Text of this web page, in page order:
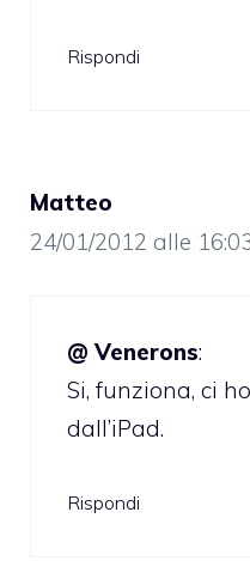
Rispondi
Matteo
24/01/2012 alle
@ Venerons:
Si, funziona, ci
dall’iPad.
Rispondi